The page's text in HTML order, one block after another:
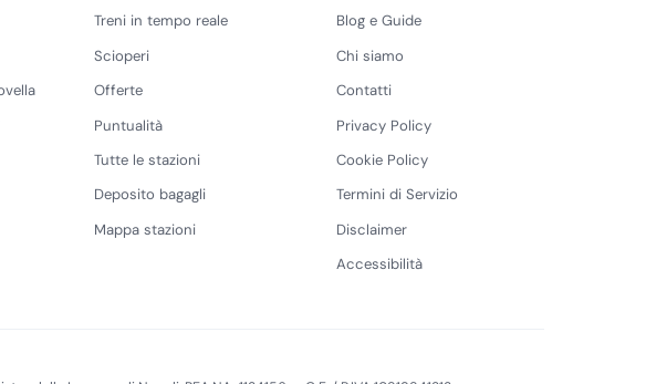
Treni in tempo reale
Scioperi
Offerte
Puntualità
Tutte le stazioni
Deposito bagagli
Mappa stazioni
Blog e Guide
Chi siamo
Contatti
Privacy Policy
Cookie Policy
Termini di Servizio
Disclaimer
Accessibilità